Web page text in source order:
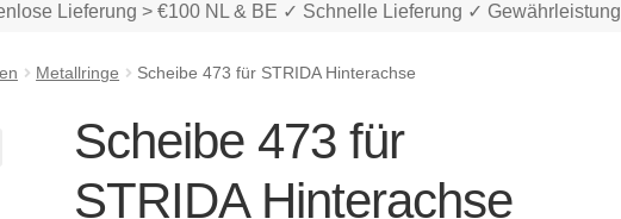
Lieferung > €100 NL & BE ✓ Schnelle Lieferung ✓ Gewährleistung
Metallringe Scheibe 473 für STRIDA Hinterachse
Scheibe 473 für
STRIDA Hinterachse